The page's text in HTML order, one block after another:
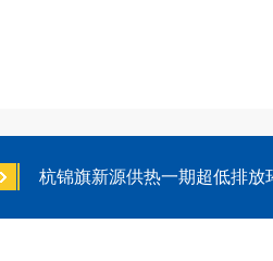
杭锦旗新源供热一期超低排放